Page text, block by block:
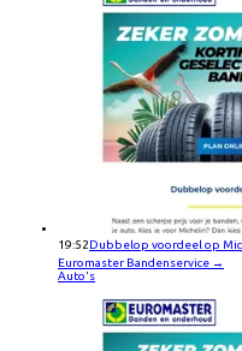
19:52Dubbelop voordeel op
Euromaster Bandenservice →
Auto's